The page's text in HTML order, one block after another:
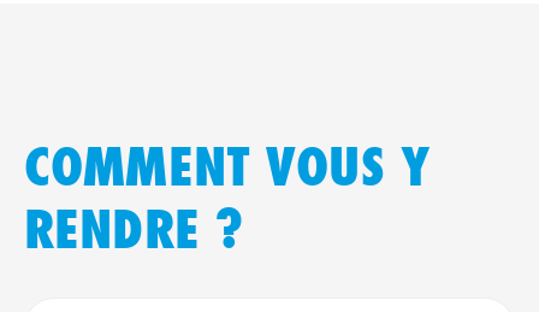
COMMENT VOUS Y
RENDRE ?